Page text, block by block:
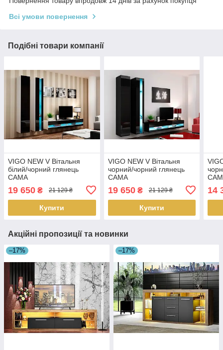
Всі умови повернення
Подібні товари компанії
VIGO NEW V Вітальня
білий/чорний глянець
CAMA
19 650 ₴ 21 129 ₴
Купити
VIGO NEW V Вітальня
чорний/чорний глянець
CAMA
19 650₴ 21 129 ₴
Купити
14
Акційні пропозиції та новинки
–17% –17%